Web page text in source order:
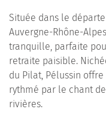
Située dans le
Auvergne-Rhône-
tranquille, parfaite
retraite paisible.
du Pilat, Pélussin
rythmé par le chant
rivières.